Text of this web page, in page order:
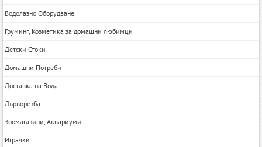
Водолазно Оборудване
Груминг, Козметика за домашни любимци
Детски Стоки
Домашни Потреби
Доставка на Вода
Дърворезба
Зоомагазини, Аквариуми
Играчки